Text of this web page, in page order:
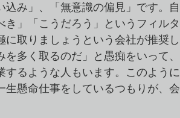
込み」、「無意識の偏見」です。
」「こうだろう」というフィル
に取りましょうという会社が推奨
多く取るのだ」と愚痴をいって
するような人もいます。このよう
懸命仕事をしているつもりが、